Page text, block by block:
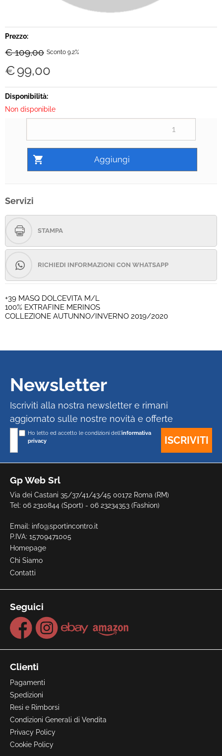
Prezzo:
€ 109,00 Sconto 9.2%
€99,00
Disponibilità:
Non disponibile
Servizi
STAMPA
RICHIEDI INFORMAZIONI CON WHATSAPP
+39 MASQ DOLCEVITA M/L
100% EXTRAFINE MERINOS
COLLEZIONE AUTUNNO/INVERNO 2019/2020
Gp Web Srl
Via dei Castani 35/37/41/43/45 00172 Roma (RM)
Tel: 06 2310844 (Sport) - 06 23234353 (Fashion)
Email: info@sportincontro.it
P.IVA: 15709471005
Homepage
Chi Siamo
Contatti
Seguici
Clienti
Pagamenti
Spedizioni
Resi e Rimborsi
Condizioni Generali di Vendita
Privacy Policy
Cookie Policy
Newsletter
Iscriviti alla nostra newsletter e rimani
aggiornato sulle nostre novità e offerte
Ho letto ed accetto le condizioni dell'informativa
privacy